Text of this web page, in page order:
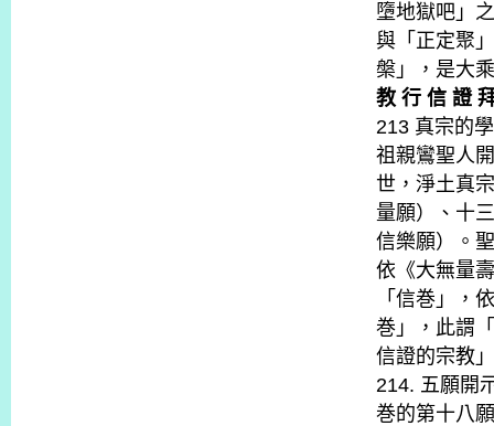
墮地獄吧」
與「正定聚
槃」，是大
教 行 信 證
213 真宗的
祖親鸞聖人
世，淨土真
量願）、十
信樂願）。
依《大無量
「信巻」，
巻」，此謂
信證的宗教
214. 五願開
巻的第十八